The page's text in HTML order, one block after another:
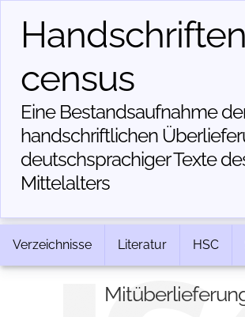
census
Eine Bestandsaufnahme
handschriftlichen
deutschsprachiger Texte
Mittelalters
Verzeichnisse Literatur HSC